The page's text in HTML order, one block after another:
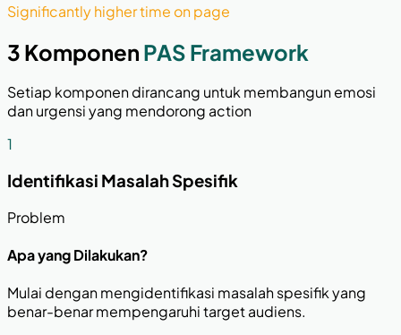
Significantly higher time on page
3 Komponen PAS Framework
Setiap komponen dirancang untuk membangun emosi
dan urgensi yang mendorong action
1
Identifikasi Masalah Spesifik
Problem
Apa yang Dilakukan?
Mulai dengan mengidentifikasi masalah spesifik yang
benar-benar mempengaruhi target audiens.